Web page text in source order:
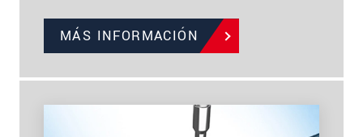
MÁS INFORMACIÓN